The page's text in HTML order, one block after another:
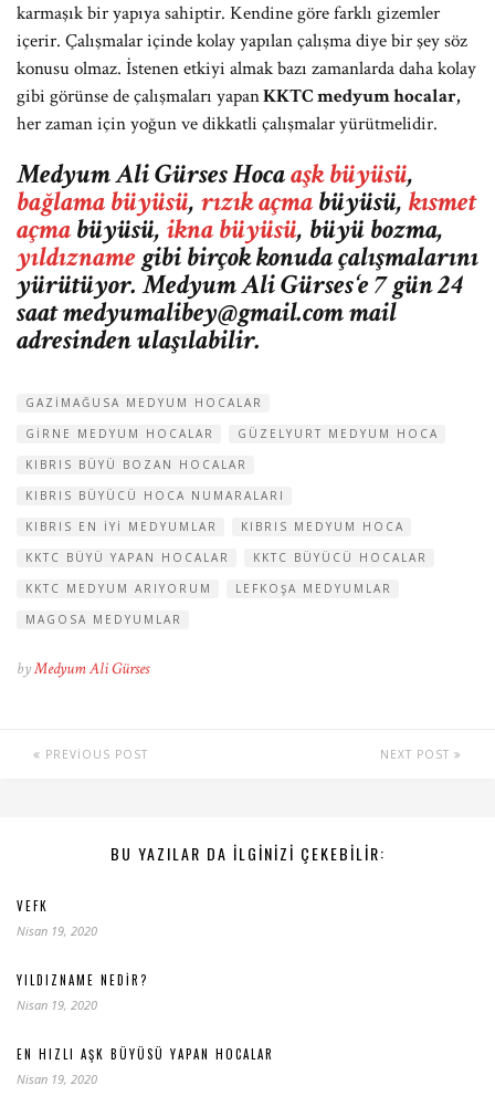
karmaşık bir yapıya sahiptir. Kendine göre farklı gizemler
içerir. Çalışmalar içinde kolay yapılan çalışma diye bir şey söz
konusu olmaz. İstenen etkiyi almak bazı zamanlarda daha kolay
gibi görünse de çalışmaları yapanKKTC medyum hocalar,
her zaman için yoğun ve dikkatli çalışmalar yürütmelidir.
Medyum Ali Gürses Hocaaşk büyüsü,
bağlama büyüsü, rızık açmabüyüsü, kısmet
açmabüyüsü, ikna büyüsü, büyü bozma,
yıldıznamegibi birçok konuda çalışmalarını
yürütüyor. Medyum Ali Gürses‘e 7 gün 24
saatmedyumalibey@gmail.commail
adresinden ulaşılabilir.
GAZIMAĞUSA MEDYUM HOCALAR
GIRNE MEDYUM HOCALAR
GÜZELYURT MEDYUM HOCA
KIBRIS BÜYÜ BOZAN HOCALAR
KIBRIS BÜYÜCÜ HOCA NUMARALARI
KIBRIS EN IYI MEDYUMLAR
KIBRIS MEDYUM HOCA
KKTC BÜYÜ YAPAN HOCALAR
KKTC BÜYÜCÜ HOCALAR
KKTC MEDYUM ARIYORUM
LEFKOŞA MEDYUMLAR
MAGOSA MEDYUMLAR
byMedyum Ali Gürses
PREVIOUS POST NEXT POST
BU YAZILAR DA ILGINIZI ÇEKEBILIR:
VEFK
Nisan 19, 2020
YILDIZNAME NEDIR?
Nisan 19, 2020
EN HIZLI AŞK BÜYÜSÜ YAPAN HOCALAR
Nisan 19, 2020